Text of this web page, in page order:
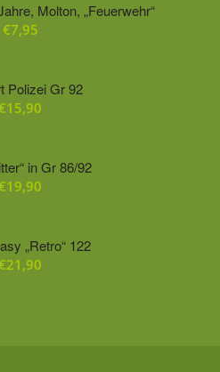
Molton, „Feuerwehr“
€7,95
Polizei Gr 92
15,90
in Gr 86/92
19,90
„Retro“ 122
21,90